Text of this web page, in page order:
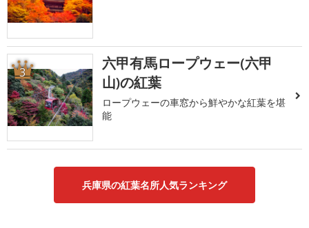
3
六甲有馬ロープウェー(六甲
山)の紅葉
ロープウェーの車窓から鮮やかな紅葉を堪
能
兵庫県の紅葉名所人気ランキング